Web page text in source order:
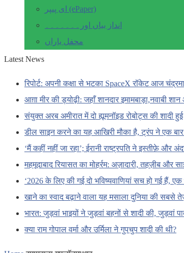
ای پیپر (ePaper)
انداز بیاں اور۔۔۔۔۔۔۔
محفل یاراں
Latest News
रिपोर्ट: अपनी कक्षा से भटका SpaceX रॉकेट आज
आग़ा मीर की ड्योढ़ी: जहाँ शानदार इमामबाड़ा,नवाबी
संयुक्त अरब अमीरात में दो ह्यूमनॉइड रोबोट्स की शादी हुई
डील साइन करने का यह आखिरी मौका है, ट्रंप ने एक बार
‘मैं कहीं नहीं जा रहा’; ईरानी राष्ट्रपति ने इस्तीफ़े और
महमूदाबाद रियासत का मोहर्रम: अज़ादारी, तहज़ीब और
‘2026 के लिए की गई दो भविष्यवाणियां सच हो गई हैं,
खाने का स्वाद बढ़ाने वाला यह मसाला दुनिया की सबसे
भारत: जुड़वां भाइयों ने जुड़वां बहनों से शादी की, जुड़वां
क्या राम गोपाल वर्मा और उर्मिला ने गुपचुप शादी की थी?